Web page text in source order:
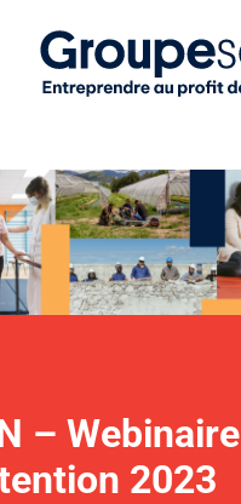
– Webinaire
2023